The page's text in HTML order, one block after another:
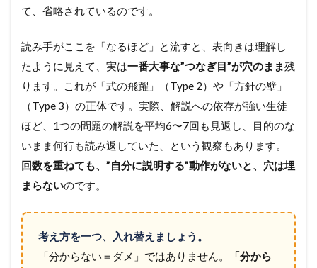
る
S
E
P
:
1
分
間
、
紙
に
出
（
て、省略されているのです。
読み手がここを「なるほど」と流すと、表向きは理解し
たように見えて、実は一番大事な”つなぎ目”が穴のまま残
ります。これが「式の飛躍」（Type 2）や「方針の壁」
（Type 3）の正体です。実際、解説への依存が強い生徒
ほど、1つの問題の解説を平均6〜7回も見返し、目的のな
いまま何行も読み返していた、という観察もあります。
回数を重ねても、”自分に説明する”動作がないと、穴は埋
まらないのです。
考え方を一つ、入れ替えましょう。
「分からない＝ダメ」ではありません。
「分から